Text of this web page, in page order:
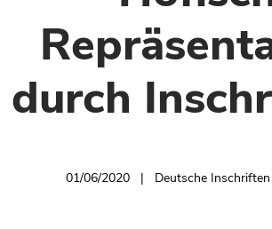
durch
01/06/2020 Deutsche Inschriften